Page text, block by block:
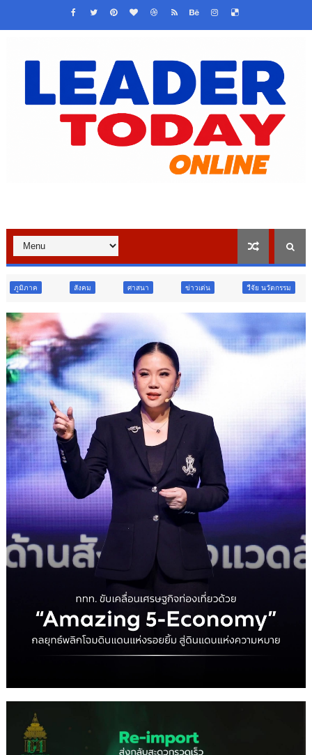
สังคม ศาสนา ข่าวเด่น วืจัย นวัตกรรม สังคม